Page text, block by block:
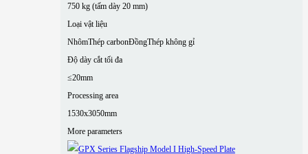
750 kg (tấm dày 20 mm)
Loại vật liệu
NhômThép carbonĐồngThép không gỉ
Độ dày cắt tối đa
≤20mm
Processing area
1530x3050mm
More parameters